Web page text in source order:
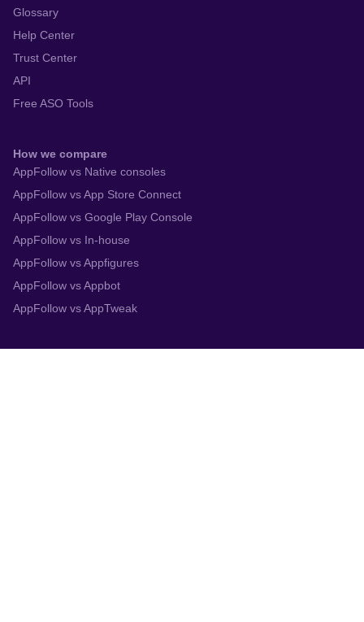
Glossary
Help Center
Trust Center
API
Free ASO Tools
How we compare
AppFollow vs Native consoles
AppFollow vs App Store Connect
AppFollow vs Google Play Console
AppFollow vs In-house
AppFollow vs Appfigures
AppFollow vs Appbot
AppFollow vs AppTweak